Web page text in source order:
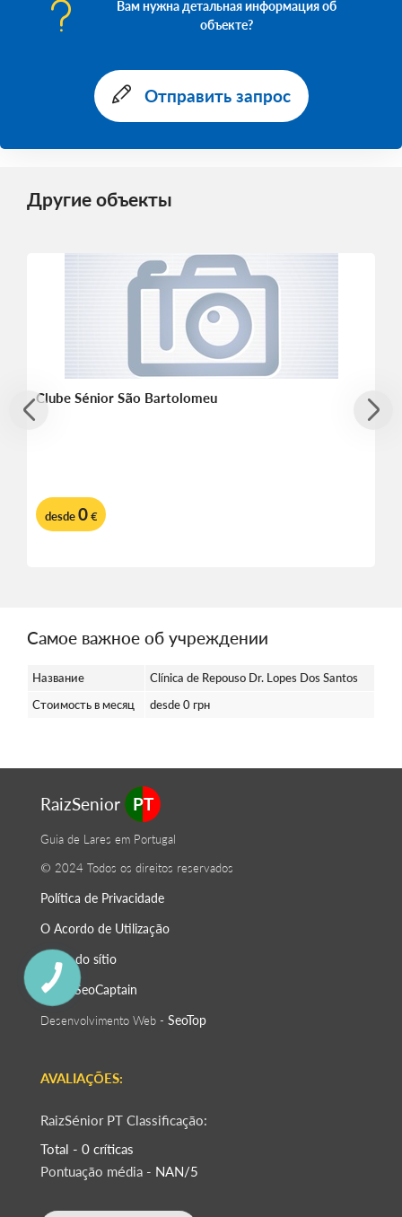
Вам нужна детальная информация об
объекте?
Отправить запрос
Другие объекты
Clube Sénior São Bartolomeu
desde0€
Самое важное об учреждении
Название
Clínica de Repouso Dr. Lopes Dos Santos
Стоимость в месяц
desde 0 грн
RaizSenior PT
Guia de Lares em Portugal
© 2024 Todos os direitos reservados
Política de Privacidade
O Acordo de Utilização
Mapa do sítio
SEO - SeoСaptain
Desenvolvimento Web - SeoTop
AVALIAÇÕES:
RaizSénior PT Classificação:
Total - 0 críticas
Pontuação média - NAN/5